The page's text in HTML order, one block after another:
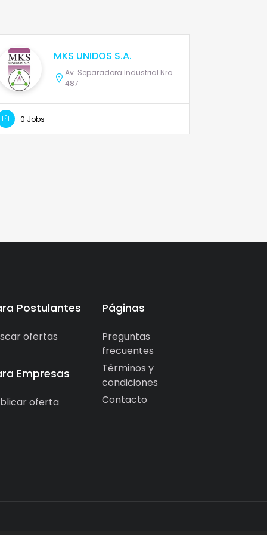
MKS UNIDOS S.A.
Av. Separadora Industrial Nro.
487
0 Jobs
Postulantes
ofertas
Empresas
oferta
Páginas
Preguntas
frecuentes
Términos y
condiciones
Contacto